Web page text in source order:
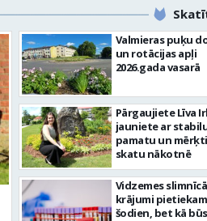
Valmieras puķu
un rotācijas apļi
2026.gada vasarā
Pārgaujiete Līva
jauniete ar
pamatu un
skatu nākotnē
Vidzemes
krājumi
šodien, bet kā